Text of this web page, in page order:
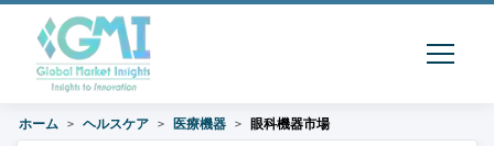
ホーム ヘルスケア 医療機器 眼科機器市場